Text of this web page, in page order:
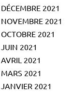
DÉCEMBRE 2021
NOVEMBRE 2021
OCTOBRE 2021
JUIN 2021
AVRIL 2021
MARS 2021
JANVIER 2021